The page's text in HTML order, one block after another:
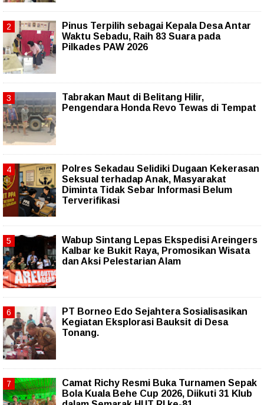
Pinus Terpilih sebagai Kepala Desa Antar
Waktu Sebadu, Raih 83 Suara pada
Pilkades PAW 2026
Tabrakan Maut di Belitang Hilir,
Pengendara Honda Revo Tewas di Tempat
Polres Sekadau Selidiki Dugaan Kekerasan
Seksual terhadap Anak, Masyarakat
Diminta Tidak Sebar Informasi Belum
Terverifikasi
Wabup Sintang Lepas Ekspedisi Areingers
Kalbar ke Bukit Raya, Promosikan Wisata
dan Aksi Pelestarian Alam
PT Borneo Edo Sejahtera Sosialisasikan
Kegiatan Eksplorasi Bauksit di Desa
Tonang.
Camat Richy Resmi Buka Turnamen Sepak
Bola Kuala Behe Cup 2026, Diikuti 31 Klub